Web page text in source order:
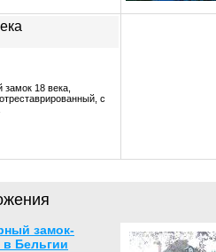
замок 18 века,
с
замок-
в Бельгии